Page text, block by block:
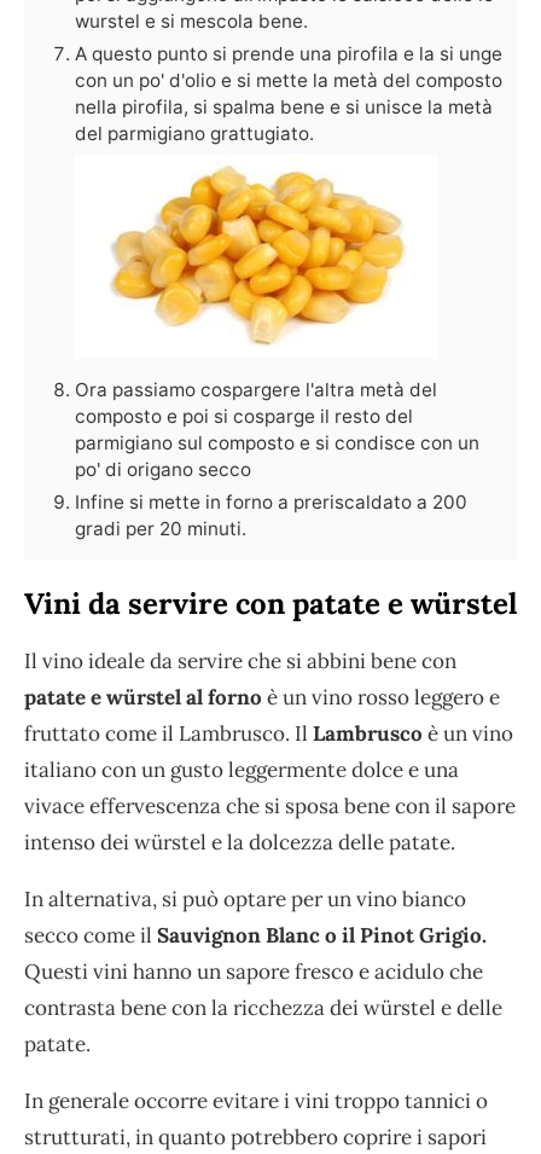
wurstel e si mescola bene.
A questo punto si prende una pirofila e la si unge
con un po' d'olio e si mette la metà del composto
nella pirofila, si spalma bene e si unisce la metà
del parmigiano grattugiato.
Ora passiamo cospargere l'altra metà del
composto e poi si cosparge il resto del
parmigiano sul composto e si condisce con un
po' di origano secco
Infine si mette in forno a preriscaldato a 200
gradi per 20 minuti.
Vini da servire con patate e würstel
Il vino ideale da servire che si abbini bene con
patate e würstel al forno è un vino rosso leggero e
fruttato come il Lambrusco. Il Lambrusco è un vino
italiano con un gusto leggermente dolce e una
vivace effervescenza che si sposa bene con il sapore
intenso dei würstel e la dolcezza delle patate.
In alternativa, si può optare per un vino bianco
secco come il Sauvignon Blanc o il Pinot Grigio.
Questi vini hanno un sapore fresco e acidulo che
contrasta bene con la ricchezza dei würstel e delle
patate.
In generale occorre evitare i vini troppo tannici o
strutturati, in quanto potrebbero coprire i sapori